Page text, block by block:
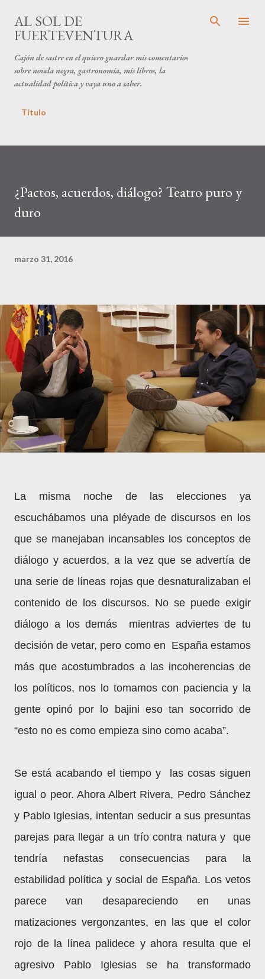
AL SOL DE
FUERTEVENTURA
Cajón de sastre en el quiero guardar mis comentarios
sobre novela negra, gastronomía, mis libros, la
actualidad política y vaya uno a saber.
Título
¿Pactos, acuerdos, diálogo? Teatro puro y
duro
marzo 31, 2016
La misma noche de las elecciones ya
escuchábamos una pléyade de discursos en los
que se manejaban incansables los conceptos de
diálogo y acuerdos, a la vez que se advertía de
una serie de líneas rojas que desnaturalizaban el
contenido de los discursos. No se puede exigir
diálogo a los demás mientras adviertes de tu
decisión de vetar, pero como en España estamos
más que acostumbrados a las incoherencias de
los políticos, nos lo tomamos con paciencia y la
gente opinó por lo bajini eso tan socorrido de
“esto no es como empieza sino como acaba”.
Se está acabando el tiempo y las cosas siguen
igual o peor. Ahora Albert Rivera, Pedro Sánchez
y Pablo Iglesias, intentan seducir a sus presuntas
parejas para llegar a un trío contra natura y que
tendría nefastas consecuencias para la
estabilidad política y social de España. Los vetos
parece van desapareciendo en unas
matizaciones vergonzantes, en las que el color
rojo de la línea palidece y ahora resulta que el
agresivo Pablo Iglesias se ha transformado